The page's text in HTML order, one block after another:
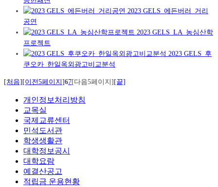
2023 GELS_에든버러_거리
공연
2023 GELS_LA_농심산학
프로젝트
2023 GELS_후
쿠오카_한일옥외광고비교분석
[처음][이전5페이지]67[다음5페이지][끝]
개인정보처리방침
교목실
국제교류센터
민석도서관
학생생활관
대학정보공시
대학요람
예결산공고
적립금 운용현황